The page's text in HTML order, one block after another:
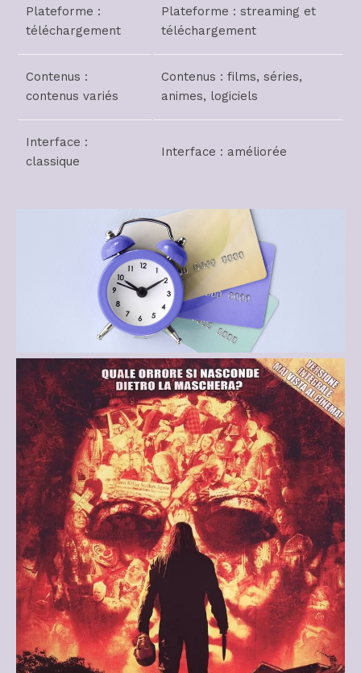
Plateforme :
téléchargement
Plateforme : streaming et
téléchargement
Contenus :
contenus variés
Contenus : films, séries,
animes, logiciels
Interface :
classique
Interface : améliorée